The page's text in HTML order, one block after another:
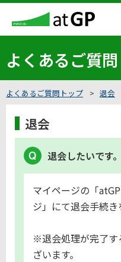
よくあるご質問
よくあるご質問トップ 退会
退会
退会したいです。
マイページの「
ジ」にて退会手続き
※退会処理が完了す
ざいます。